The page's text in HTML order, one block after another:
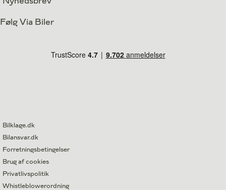
Følg Via Biler
Bilklage.dk
Bilansvar.dk
Forretningsbetingelser
Brug af cookies
Privatlivspolitik
Whistleblowerordning